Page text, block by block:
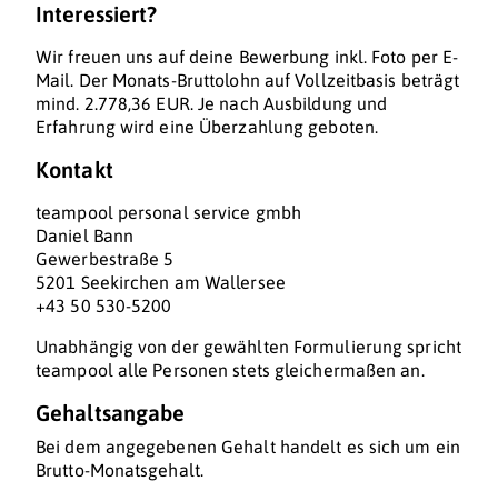
Interessiert?
Wir freuen uns auf deine Bewerbung inkl. Foto per E-
Mail. Der Monats-Bruttolohn auf Vollzeitbasis beträgt
mind. 2.778,36 EUR. Je nach Ausbildung und
Erfahrung wird eine Überzahlung geboten.
Kontakt
teampool personal service gmbh
Daniel Bann
Gewerbestraße 5
5201 Seekirchen am Wallersee
+43 50 530-5200
Unabhängig von der gewählten Formulierung spricht
teampool alle Personen stets gleichermaßen an.
Gehaltsangabe
Bei dem angegebenen Gehalt handelt es sich um ein
Brutto-Monatsgehalt.